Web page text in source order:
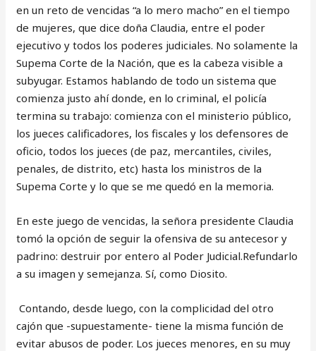
en un reto de vencidas “a lo mero macho” en el tiempo
de mujeres, que dice doña Claudia, entre el poder
ejecutivo y todos los poderes judiciales. No solamente la
Supema Corte de la Nación, que es la cabeza visible a
subyugar. Estamos hablando de todo un sistema que
comienza justo ahí donde, en lo criminal, el policía
termina su trabajo: comienza con el ministerio público,
los jueces calificadores, los fiscales y los defensores de
oficio, todos los jueces (de paz, mercantiles, civiles,
penales, de distrito, etc) hasta los ministros de la
Supema Corte y lo que se me quedó en la memoria.
En este juego de vencidas, la señora presidente Claudia
tomó la opción de seguir la ofensiva de su antecesor y
padrino: destruir por entero al Poder Judicial.Refundarlo
a su imagen y semejanza. Sí, como Diosito.
Contando, desde luego, con la complicidad del otro
cajón que -supuestamente- tiene la misma función de
evitar abusos de poder. Los jueces menores, en su muy